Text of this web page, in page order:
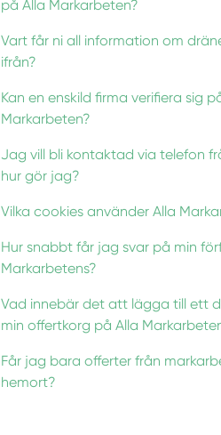
på Alla Markarbeten?
Vart får ni all information om
ifrån?
Kan en enskild firma verifiera sig
Markarbeten?
Jag vill bli kontaktad via telefon
hur gör jag?
Vilka cookies använder Alla
Hur snabbt får jag svar på min
Markarbetens?
Vad innebär det att lägga till ett
min offertkorg på Alla
Får jag bara offerter från
hemort?